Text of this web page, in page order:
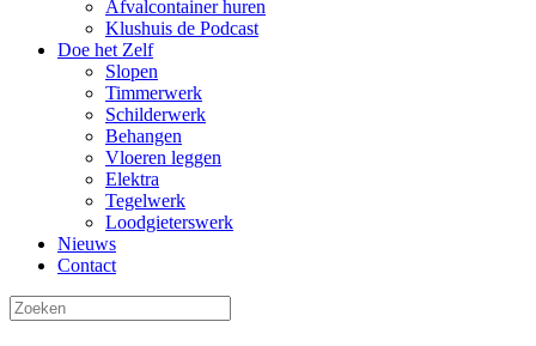
Afvalcontainer huren
Klushuis de Podcast
Doe het Zelf
Slopen
Timmerwerk
Schilderwerk
Behangen
Vloeren leggen
Elektra
Tegelwerk
Loodgieterswerk
Nieuws
Contact